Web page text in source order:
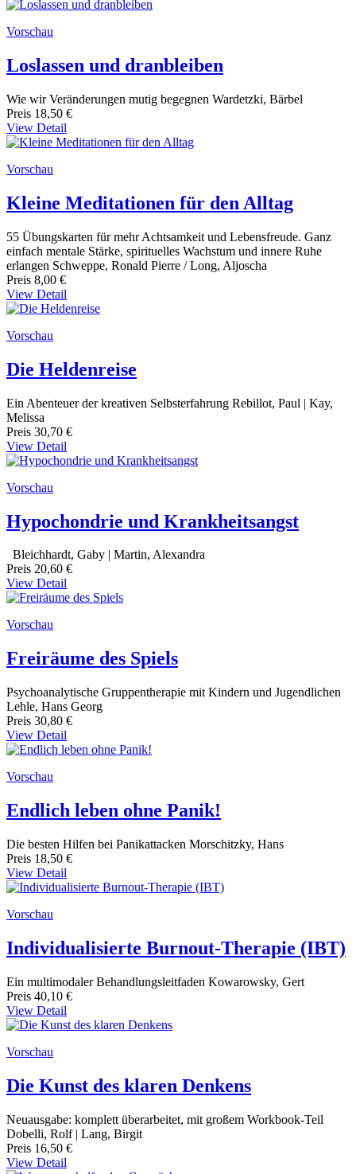
Vorschau
Loslassen und dranbleiben
Wie wir Veränderungen mutig begegnen Wardetzki, Bärbel
Preis 18,50 €
View Detail
Vorschau
Kleine Meditationen für den Alltag
55 Übungskarten für mehr Achtsamkeit und Lebensfreude. Ganz
einfach mentale Stärke, spirituelles Wachstum und innere Ruhe
erlangen Schweppe, Ronald Pierre / Long, Aljoscha
Preis 8,00 €
View Detail
Vorschau
Die Heldenreise
Ein Abenteuer der kreativen Selbsterfahrung Rebillot, Paul | Kay,
Melissa
Preis 30,70 €
View Detail
Vorschau
Hypochondrie und Krankheitsangst
Bleichhardt, Gaby | Martin, Alexandra
Preis 20,60 €
View Detail
Vorschau
Freiräume des Spiels
Psychoanalytische Gruppentherapie mit Kindern und Jugendlichen
Lehle, Hans Georg
Preis 30,80 €
View Detail
Vorschau
Endlich leben ohne Panik!
Die besten Hilfen bei Panikattacken Morschitzky, Hans
Preis 18,50 €
View Detail
Vorschau
Individualisierte Burnout-Therapie (IBT)
Ein multimodaler Behandlungsleitfaden Kowarowsky, Gert
Preis 40,10 €
View Detail
Vorschau
Die Kunst des klaren Denkens
Neuausgabe: komplett überarbeitet, mit großem Workbook-Teil
Dobelli, Rolf | Lang, Birgit
Preis 16,50 €
View Detail